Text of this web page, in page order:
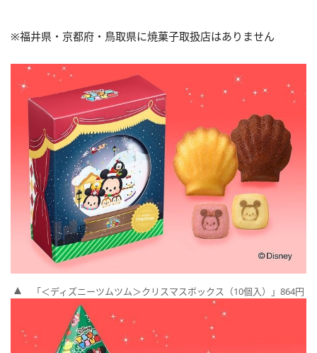
※福井県・京都府・鳥取県に焼菓子取扱店はありません
「＜ディズニーツムツム＞クリスマスボックス（10個入）」864円